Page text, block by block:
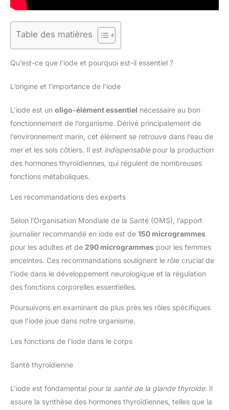
Table des matières
Qu’est-ce que l’iode et pourquoi est-il essentiel ?
L’origine et l’importance de l’iode
L’iode est un oligo-élément essentiel nécessaire au bon
fonctionnement de l’organisme. Dérivé principalement de
l’environnement marin, cet élément se retrouve dans l’eau de
mer et les sols côtiers. Il est indispensablepour la production
des hormones thyroïdiennes, qui régulent de nombreuses
fonctions métaboliques.
Les recommandations des experts
Selon l’Organisation Mondiale de la Santé (OMS), l’apport
journalier recommandé en iode est de 150 microgrammes
pour les adultes et de 290 microgrammes pour les femmes
enceintes. Ces recommandations soulignent le rôle crucial de
l’iode dans le développement neurologique et la régulation
des fonctions corporelles essentielles.
Poursuivons en examinant de plus près les rôles spécifiques
que l’iode joue dans notre organisme.
Les fonctions de l’iode dans le corps
Santé thyroïdienne
L’iode est fondamental pour la santé de la glande thyroïde. Il
assure la synthèse des hormones thyroïdiennes, telles que la